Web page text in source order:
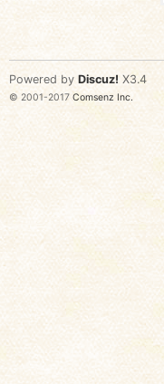
Powered by Discuz! X3.4
© 2001-2017 Comsenz Inc.